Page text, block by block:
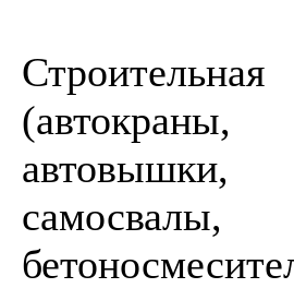
Строительная
(автокраны,
автовышки,
самосвалы,